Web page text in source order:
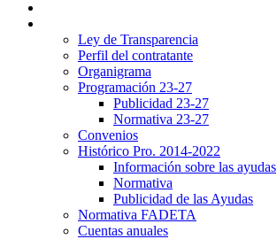
Ley de Transparencia
Perfil del contratante
Organigrama
Programación 23-27
Publicidad 23-27
Normativa 23-27
Convenios
Histórico Pro. 2014-2022
Información sobre las ayudas
Normativa
Publicidad de las Ayudas
Normativa FADETA
Cuentas anuales